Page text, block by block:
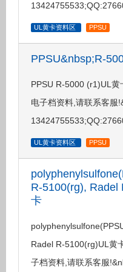
UL黄卡资料区 PPSU
PPSU&nbsp;R-
PPSU R-5000 (r1)UL
电子档资料,请联系客服
UL黄卡资料区 PPSU
R-5100(rg), Radel
卡
Radel R-5100(rg)UL黄
子档资料,请联系客服